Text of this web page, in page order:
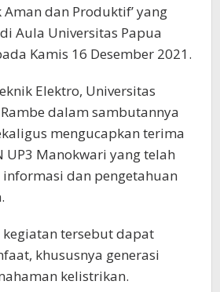
Aman dan Produktif’ yang
Aula Universitas Papua
Kamis 16 Desember 2021.
Elektro, Universitas
dalam sambutannya
mengucapkan terima
UP3 Manokwari yang telah
dan pengetahuan
tersebut dapat
khususnya generasi
kelistrikan.